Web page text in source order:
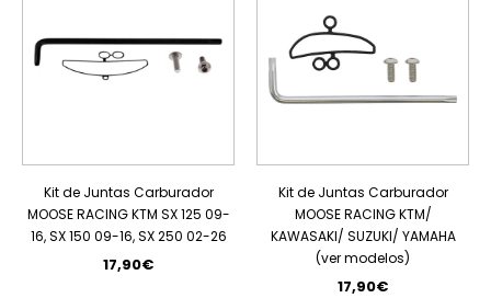
Kit de Juntas Carburador
MOOSE RACING KTM SX 125 09-
16, SX 150 09-16, SX 250 02-26
17,90€
Kit de Juntas Carburador
MOOSE RACING KTM/
KAWASAKI/ SUZUKI/ YAMAHA
(ver modelos)
17,90€